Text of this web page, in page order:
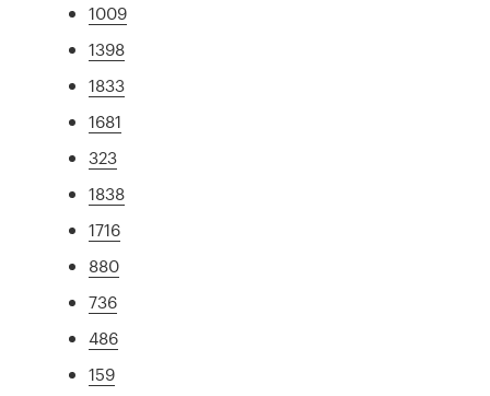
1009
1398
1833
1681
323
1838
1716
880
736
486
159